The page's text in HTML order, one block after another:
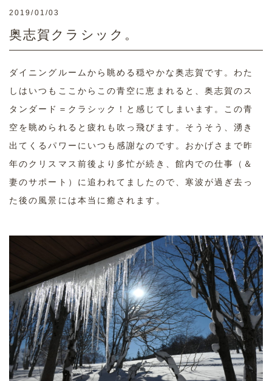
2019/01/03
奥志賀クラシック。
ダイニングルームから眺める穏やかな奥志賀です。わた
しはいつもここからこの青空に恵まれると、奥志賀のス
タンダード＝クラシック！と感じてしまいます。この青
空を眺められると疲れも吹っ飛びます。そうそう、湧き
出てくるパワーにいつも感謝なのです。おかげさまで昨
年のクリスマス前後より多忙が続き、館内での仕事（＆
妻のサポート）に追われてましたので、寒波が過ぎ去っ
た後の風景には本当に癒されます。